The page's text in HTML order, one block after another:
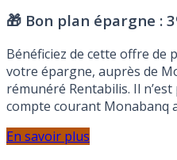
🎁 Bon plan épargne :
Bénéficiez de cette offre de
votre épargne, auprès de
rémunéré Rentabilis. Il
compte courant Monabanq
En savoir plus